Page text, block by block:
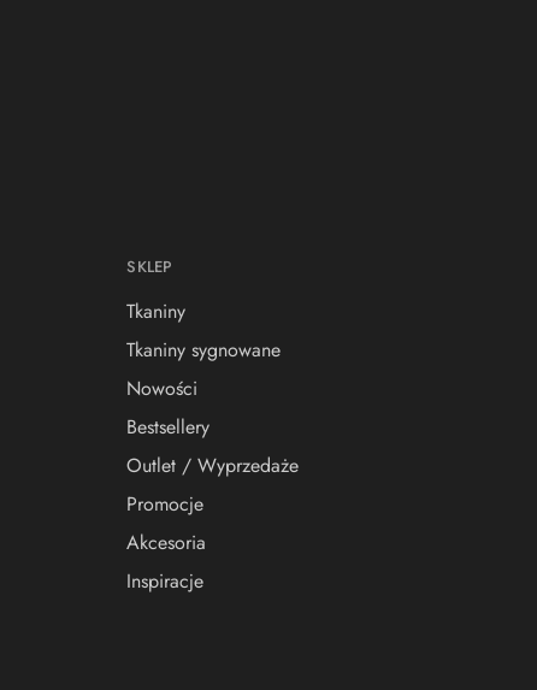
SKLEP
Tkaniny
Tkaniny sygnowane
Nowości
Bestsellery
Outlet / Wyprzedaże
Promocje
Akcesoria
Inspiracje